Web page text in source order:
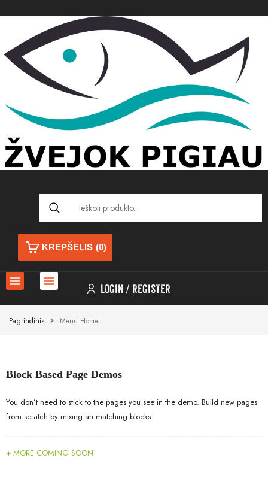
KREPŠELIS (0)
LOGIN REGISTER
Pagrindinis Menu Home
Block Based Page Demos
You don’t need to stick to the pages you see in the demo. Build new pages
from scratch by mixing an matching blocks.
+ MORE COMING SOON